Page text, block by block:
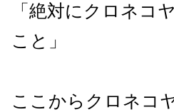
「絶対にクロネコ
こと」
ここからクロネコ